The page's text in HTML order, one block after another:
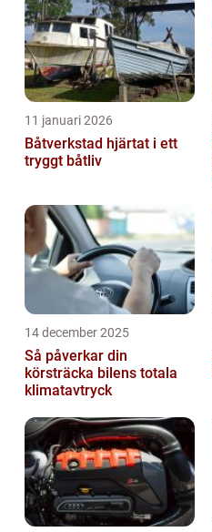
11 januari 2026
Båtverkstad hjärtat i ett
tryggt båtliv
14 december 2025
Så påverkar din
körsträcka bilens totala
klimatavtryck